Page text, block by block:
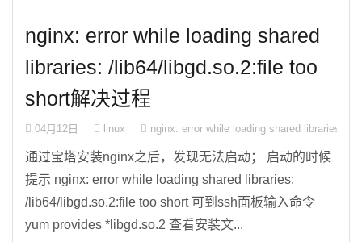
nginx: error while loading shared
libraries: /lib64/libgd.so.2:file too
short解决过程
04月12日 linux nginx: error while loading shared libraries: /
通过宝塔安装nginx之后，发现无法启动； 启动的时候
提示 nginx: error while loading shared libraries:
/lib64/libgd.so.2:file too short 可到ssh面板输入命令
yum provides *libgd.so.2 查看安装文...